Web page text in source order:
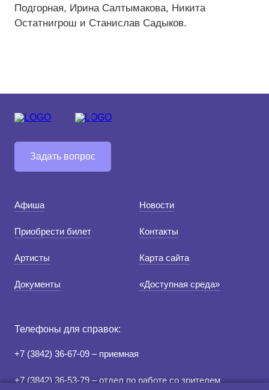
Подгорная, Ирина Салтымакова, Никита
Остатнигрош и Станислав Садыков.
Задать вопрос
Телефоны для справок:
+7 (3842) 36-67-09 – приемная
+7 (3842) 36-53-79 – отдел по работе со зрителем
Афиша
Приобрести билет
Артисты
Документы
Новости
Контакты
Карта сайта
«Доступная среда»